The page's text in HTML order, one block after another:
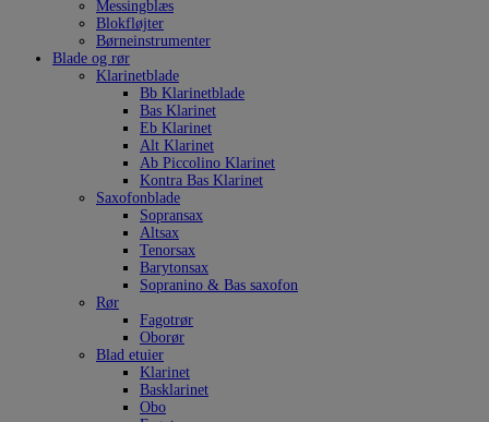
Messingblæs
Blokfløjter
Børneinstrumenter
Blade og rør
Klarinetblade
Bb Klarinetblade
Bas Klarinet
Eb Klarinet
Alt Klarinet
Ab Piccolino Klarinet
Kontra Bas Klarinet
Saxofonblade
Sopransax
Altsax
Tenorsax
Barytonsax
Sopranino & Bas saxofon
Rør
Fagotrør
Oborør
Blad etuier
Klarinet
Basklarinet
Obo